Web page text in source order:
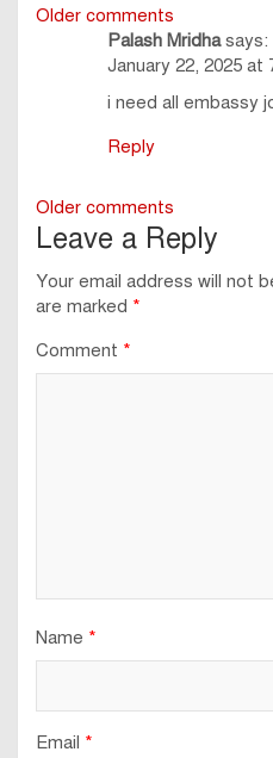
Comments
navigation
Older comments
Palash Mridha says:
January 22, 2025 at
i need all embassy
Reply
Comments
navigation
Older comments
Leave a Reply
Your email address will not
are marked *
Comment *
Name *
Email *